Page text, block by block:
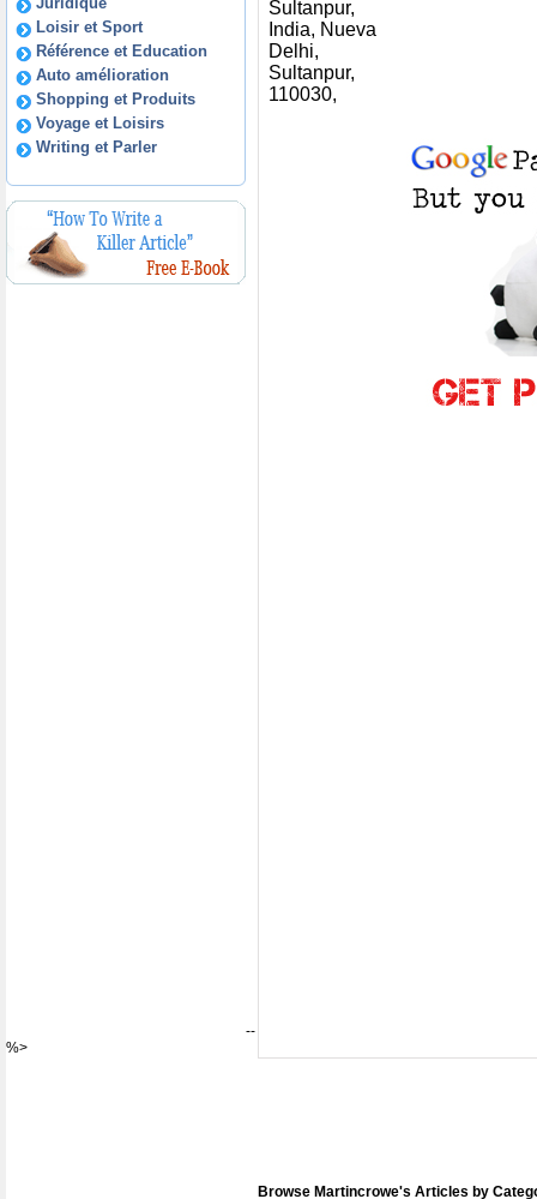
Loisir et Sport
Référence et Education
Auto amélioration
Shopping et Produits
Voyage et Loisirs
Writing et Parler
--
%>
Sultanpur,
India, Nueva
Delhi,
Sultanpur,
110030,
Browse Martincrowe's Articles by